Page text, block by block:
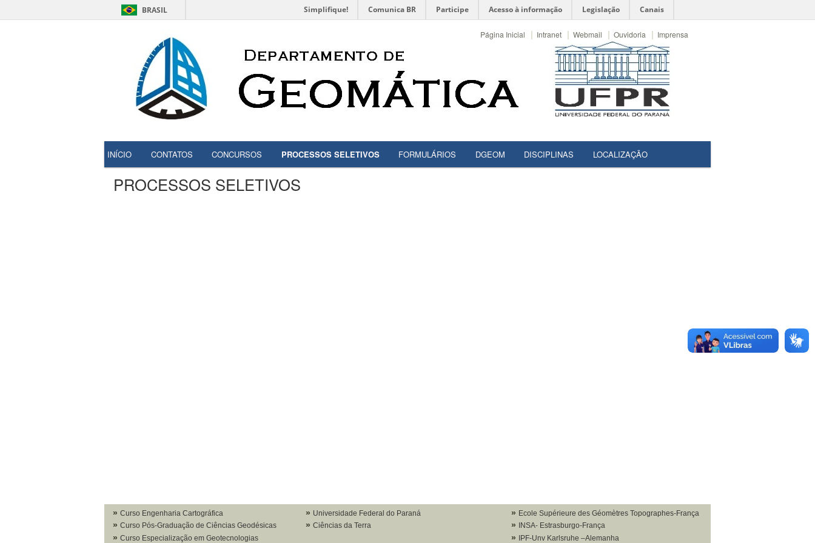
BRASIL Simplifique! Comunica BR Participe Acesso à informação Legislação Canais
Página Inicial | Intranet | Webmail | Ouvidoria | Imprensa
INÍCIO CONTATOS CONCURSOS PROCESSOS SELETIVOS FORMULÁRIOS DGEOM DISCIPLINAS LOCALIZAÇÃO
PROCESSOS SELETIVOS
Curso Engenharia Cartográfica
Curso Pós-Graduação de Ciências Geodésicas
Curso Especialização em Geotecnologias
Universidade Federal do Paraná
Ciências da Terra
Ecole Supérieure des Géomètres Topographes-França
INSA- Estrasburgo-França
IPF-Unv Karlsruhe –Alemanha